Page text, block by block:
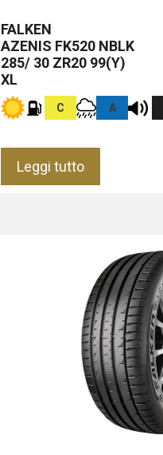
FALKEN
AZENIS FK520 NBLK
285/ 30 ZR20 99(Y)
XL
C A
Leggi tutto